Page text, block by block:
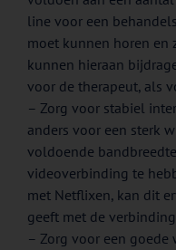
line voor een
moet kunnen horen en
kunnen hieraan
voor de therapeut, als
– Zorg voor stabiel
anders voor een sterk
voldoende
videoverbinding te
met Netflixen, kan dit
geeft met de
– Zorg voor een goede